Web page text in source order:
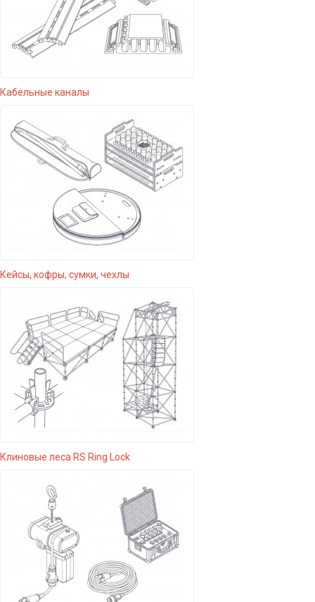
Кабельные каналы
Кейсы, кофры, сумки, чехлы
Клиновые леса RS Ring Lock